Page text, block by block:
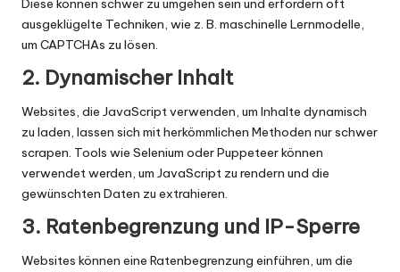
ausgeklügelte Techniken, wie z. B. maschinelle Lernmodelle,
um CAPTCHAs zu lösen.
2. Dynamischer Inhalt
Websites, die JavaScript verwenden, um Inhalte dynamisch
zu laden, lassen sich mit herkömmlichen Methoden nur schwer
scrapen. Tools wie Selenium oder Puppeteer können
verwendet werden, um JavaScript zu rendern und die
gewünschten Daten zu extrahieren.
3. Ratenbegrenzung und IP-Sperre
Websites können eine Ratenbegrenzung einführen, um die